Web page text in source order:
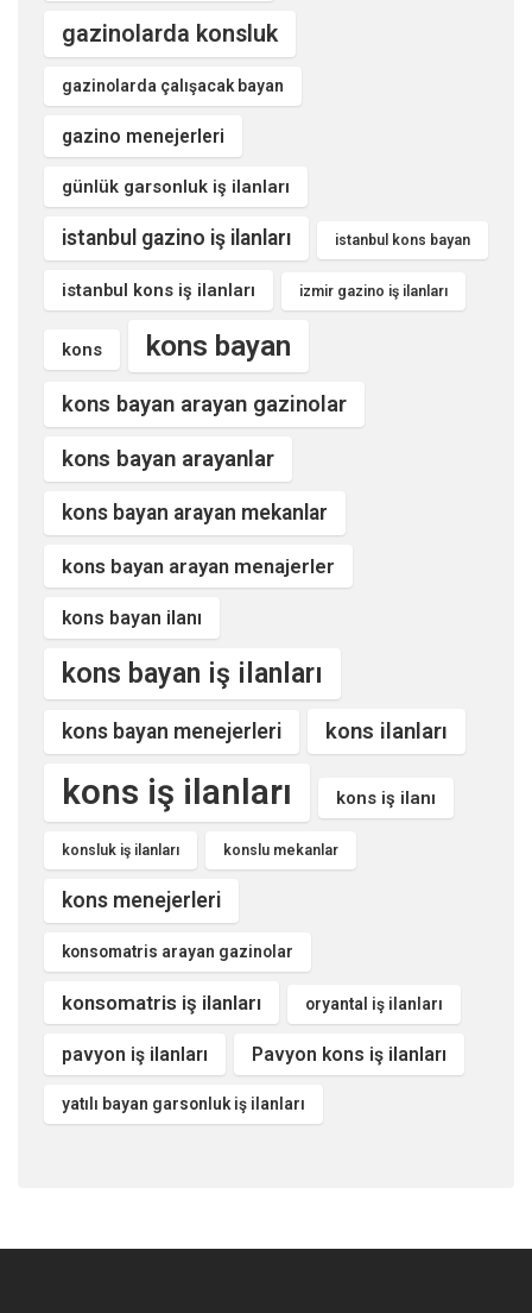
gazinolarda konsluk
gazinolarda çalışacak bayan
gazino menejerleri
günlük garsonluk iş ilanları
istanbul gazino iş ilanları istanbul kons bayan
istanbul kons iş ilanları izmir gazino iş ilanları
kons kons bayan
kons bayan arayan gazinolar
kons bayan arayanlar
kons bayan arayan mekanlar
kons bayan arayan menajerler
kons bayan ilanı
kons bayan iş ilanları
kons bayan menejerleri kons ilanları
kons iş ilanları kons iş ilanı
konsluk iş ilanları konslu mekanlar
kons menejerleri
konsomatris arayan gazinolar
konsomatris iş ilanları oryantal iş ilanları
pavyon iş ilanları Pavyon kons iş ilanları
yatılı bayan garsonluk iş ilanları